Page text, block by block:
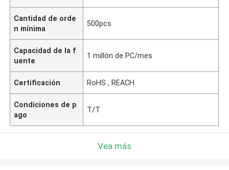
Cantidad de orde
n mínima
500pcs
Capacidad de la f
uente
1 millón de PC/mes
Certificación RoHS , REACH
Condiciones de p
ago
T/T
Vea más